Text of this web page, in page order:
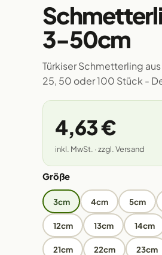
3-50cm
Türkiser Schmetterling
25, 50 oder 100 Stück -
4,63 €
inkl. MwSt. · zzgl. Versand
Größe
3cm 4cm 5cm
12cm 13cm 14cm
21cm 22cm 23cm